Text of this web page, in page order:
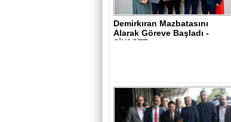
Demirkıran Mazbatasını
Alarak Göreve Başladı -
SİYASET..